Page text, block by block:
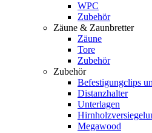
WPC
Zubehör
Zäune & Zaunbretter
Zäune
Tore
Zubehör
Zubehör
Befestigungclips
Distanzhalter
Unterlagen
Megawood